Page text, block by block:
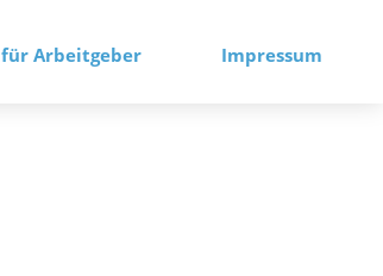
für Arbeitgeber Impressum